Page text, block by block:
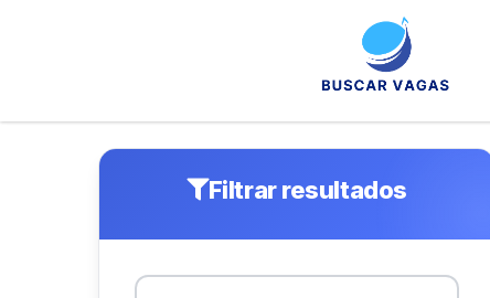
Filtrar resultados